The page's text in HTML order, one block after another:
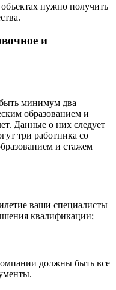
нужно получить
и
минимум два
образованием и
Данные о них следует
три работника со
и стажем
ваши специалисты
квалификации;
должны быть все